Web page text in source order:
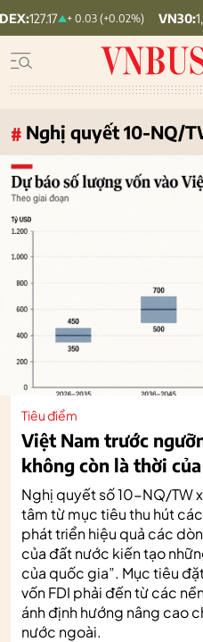
+ 0.03 (+0.02%) VN30:1,902.79
# Nghị quyết 10-NQ/
Tiêu điểm
Việt Nam trước
không còn là thời
Nghị quyết số 10-NQ/TW
tâm từ mục tiêu thu hút
phát triển hiệu quả các
của đất nước kiến tạo
của quốc gia”. Mục tiêu
vốn FDI phải đến từ các
ánh định hướng nâng cao
nước ngoài.